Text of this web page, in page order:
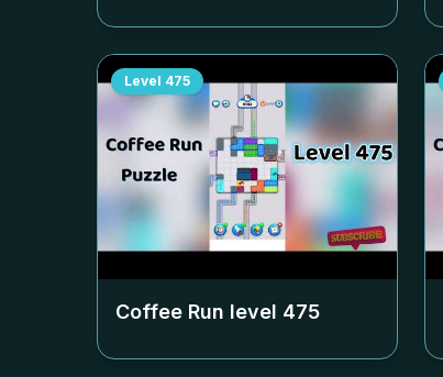
Level 475
Coffee Run level 475